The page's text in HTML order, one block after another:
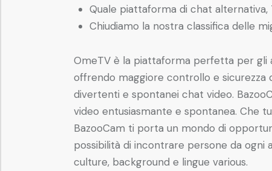
Quale piattaforma di chat
Chiudiamo la nostra classifica delle
OmeTV è la piattaforma perfetta per gli
offrendo maggiore controllo e
divertenti e spontanei chat video.
video entusiasmante e spontanea. Che
BazooCam ti porta un mondo di
possibilità di incontrare persone da ogni
culture, background e lingue various.